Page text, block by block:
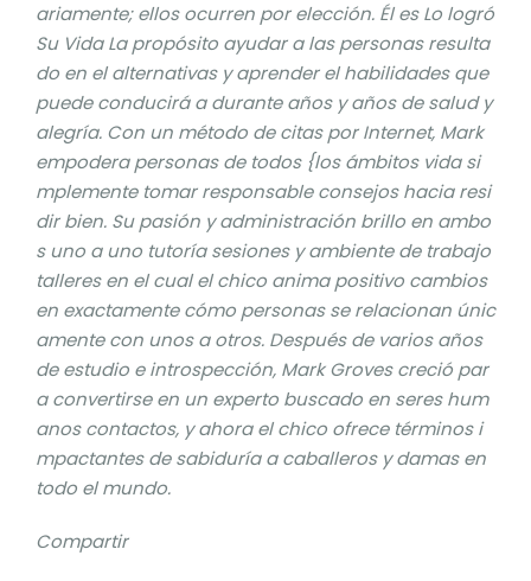
ariamente; ellos ocurren por elección. Él es Lo logró
Su Vida La propósito ayudar a las personas resulta
do en el alternativas y aprender el habilidades que
puede conducirá a durante años y años de salud y
alegría. Con un método de citas por Internet, Mark
empodera personas de todos {los ámbitos vida si
mplemente tomar responsable consejos hacia resi
dir bien. Su pasión y administración brillo en ambo
s uno a uno tutoría sesiones y ambiente de trabajo
talleres en el cual el chico anima positivo cambios
en exactamente cómo personas se relacionan únic
amente con unos a otros. Después de varios años
de estudio e introspección, Mark Groves creció par
a convertirse en un experto buscado en seres hum
anos contactos, y ahora el chico ofrece términos i
mpactantes de sabiduría a caballeros y damas en
todo el mundo.
Compartir